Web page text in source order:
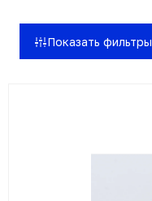
Показать фильтры